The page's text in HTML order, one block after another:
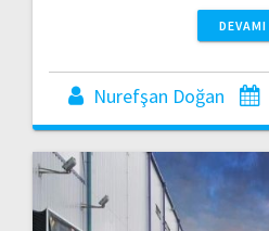
DEVAMI
Nurefşan Doğan